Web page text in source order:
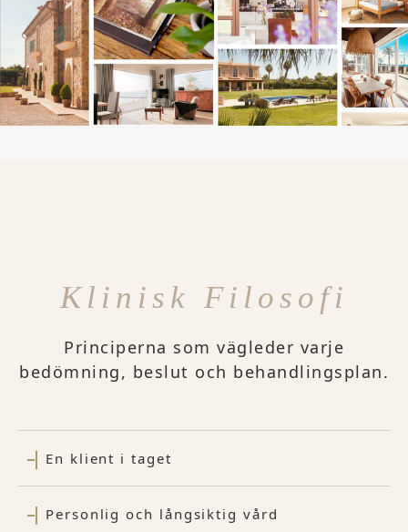
Klinisk Filosofi
Principerna som vägleder varje
bedömning, beslut och behandlingsplan.
En klient i taget
Personlig och långsiktig vård